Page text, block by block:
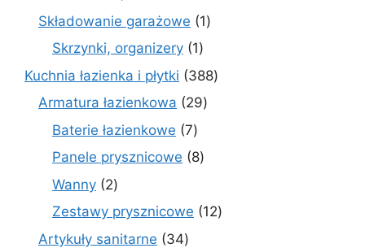
produktów
Składowanie garażowe 11
Skrzynki, organizery 11
produkt
Kuchnia łazienka i płytki 388388
Armatura łazienkowa 2929
Baterie łazienkowe 77
produktów
Panele prysznicowe 88
Wanny 22
produkty
Zestawy prysznicowe 1212
Artykuły sanitarne 3434